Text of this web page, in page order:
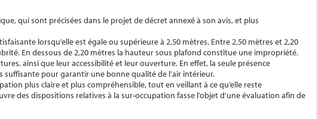
qui sont précisées dans le projet de décret annexé à son avis, et plus
lorsqu’elle est égale ou supérieure à 2,50 mètres. Entre 2,50 mètres et 2,20
En dessous de 2,20 mètres la hauteur sous plafond constitue une impropriété.
ainsi que leur accessibilité et leur ouverture. En effet, la seule présence
pour garantir une bonne qualité de l’air intérieur.
plus claire et plus compréhensible, tout en veillant à ce qu’elle reste
des dispositions relatives à la sur-occupation fasse l’objet d’une évaluation afin de